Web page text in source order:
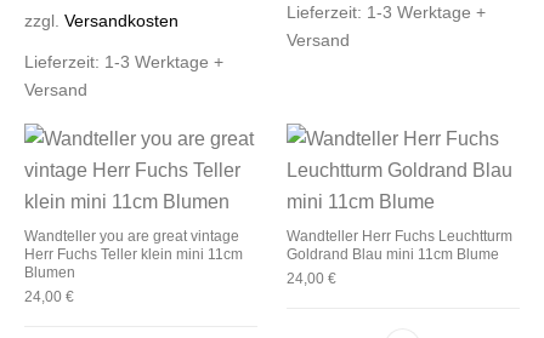
zzgl.Versandkosten
Lieferzeit: 1-3 Werktage +
Versand
Lieferzeit: 1-3 Werktage +
Versand
Wandteller you are great vintage
Herr Fuchs Teller klein mini 11cm
Blumen
24,00€
Wandteller Herr Fuchs Leuchtturm
Goldrand Blau mini 11cm Blume
24,00 €